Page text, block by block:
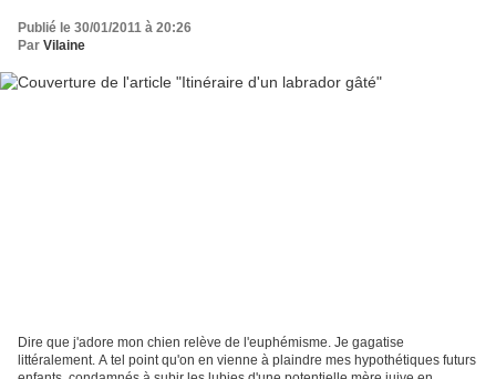
Publié le 30/01/2011 à 20:26
Par Vilaine
Dire que j'adore mon chien relève de l'euphémisme. Je gagatise
littéralement. A tel point qu'on en vienne à plaindre mes hypothétiques futurs